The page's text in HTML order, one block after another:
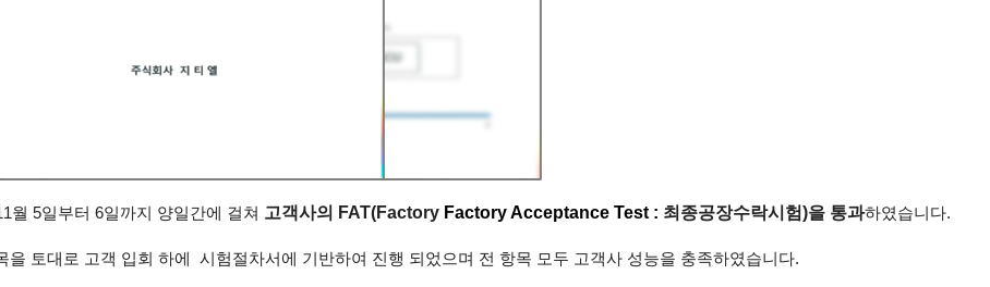
월 5일부터 6일까지 양일간에 걸쳐 고객사의 FAT(Factory FactoryAcceptance Test : 최종공장수락시험)을 통과하였습니다.
을 토대로 고객 입회 하에 시험절차서에 기반하여 진행 되었으며 전 항목 모두 고객사 성능을 충족하였습니다.